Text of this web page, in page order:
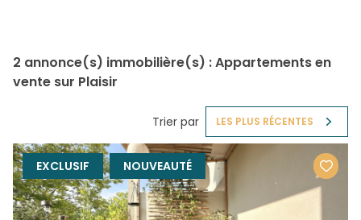
2 annonce(s) immobilière(s) : Appartements en
vente sur Plaisir
Trier par LES PLUS RÉCENTES
EXCLUSIF NOUVEAUTÉ